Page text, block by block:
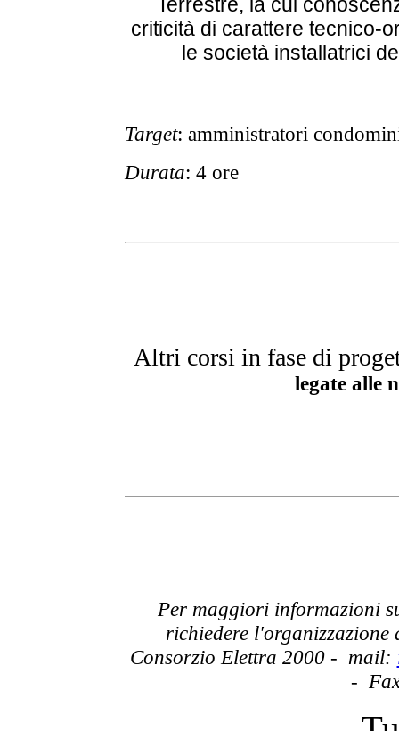
Terrestre, la cui
criticità di carattere tecnico-
le società installatrici
Target: amministratori
Durata: 4 ore
Altri corsi in fase di
legate alle
Per maggiori informazioni
richiedere
Consorzio Elettra 2000 - mail:
-